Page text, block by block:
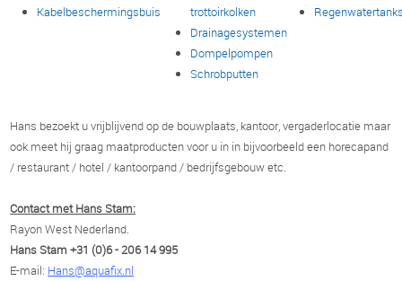
Kabelbeschermingsbuis
trottoirkolken
Drainagesystemen
Dompelpompen
Schrobputten
Hans bezoekt u vrijblijvend op de bouwplaats, kantoor, vergaderlocatie maar
ook meet hij graag maatproducten voor u in in bijvoorbeeld een horecapand
/ restaurant / hotel / kantoorpand / bedrijfsgebouw etc.
Contact met Hans Stam:
Rayon West Nederland.
Hans Stam +31 (0)6 - 206 14 995
E-mail: Hans@aquafix.nl